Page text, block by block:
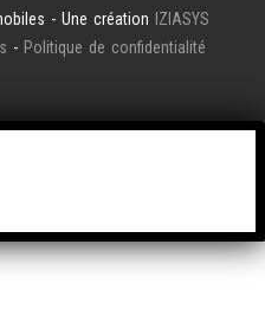
- Une création IZIASYS
- Politique de confidentialité